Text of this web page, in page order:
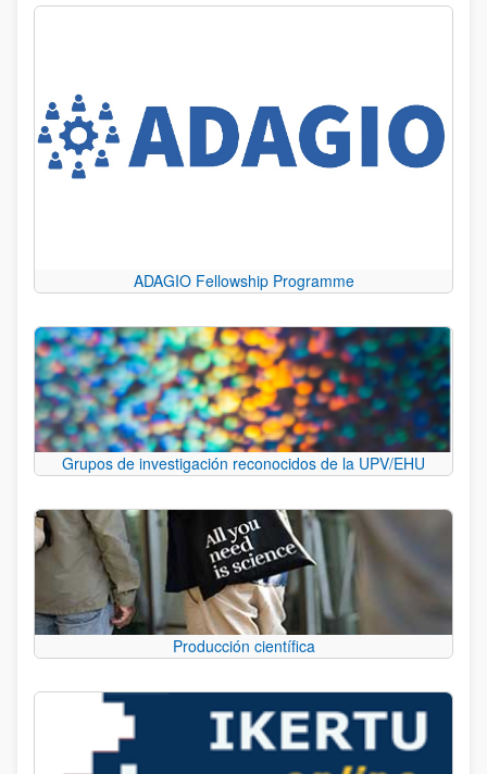
ADAGIO Fellowship Programme
Grupos de investigación reconocidos de la UPV/EHU
Producción científica